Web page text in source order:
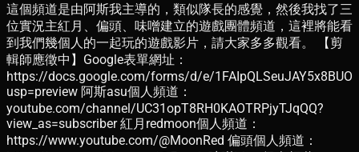
這個頻道是由阿斯我主導的，類似隊長的感覺，然後我找了三
位實況主紅月、偏頭、味噌建立的遊戲團體頻道，這裡將能看
到我們幾個人的一起玩的遊戲影片，請大家多多觀看。 【剪
輯師應徵中】Google表單網址：
https://docs.google.com/forms/d/e/
usp=preview 阿斯asu個人頻道：
youtube.com/channel/UC31opT8RH0KAOTRPjyTJqQQ?
view_as=subscriber 紅月redmoon個人頻道：
https://www.youtube.com/@MoonRed 偏頭個人頻道：